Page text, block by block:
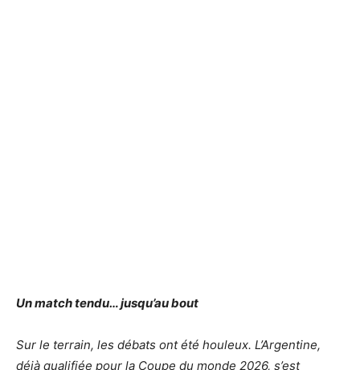
Un match tendu… jusqu’au bout
Sur le terrain, les débats ont été houleux. L’Argentine,
déjà qualifiée pour la Coupe du monde 2026, s’est